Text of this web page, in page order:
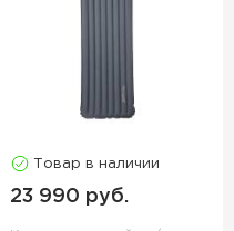
Товар в наличии
23 990 руб.